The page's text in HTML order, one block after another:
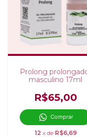
Prolong
masculino 17ml
R$65,00
Comprar
12 x de R$6,69